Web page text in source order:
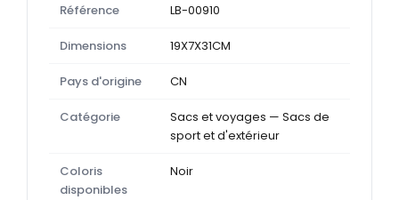
Référence LB-00910
Dimensions 19X7X31CM
Pays d'origine CN
Catégorie
Sacs et voyages — Sacs de
sport et d'extérieur
Coloris
disponibles
Noir